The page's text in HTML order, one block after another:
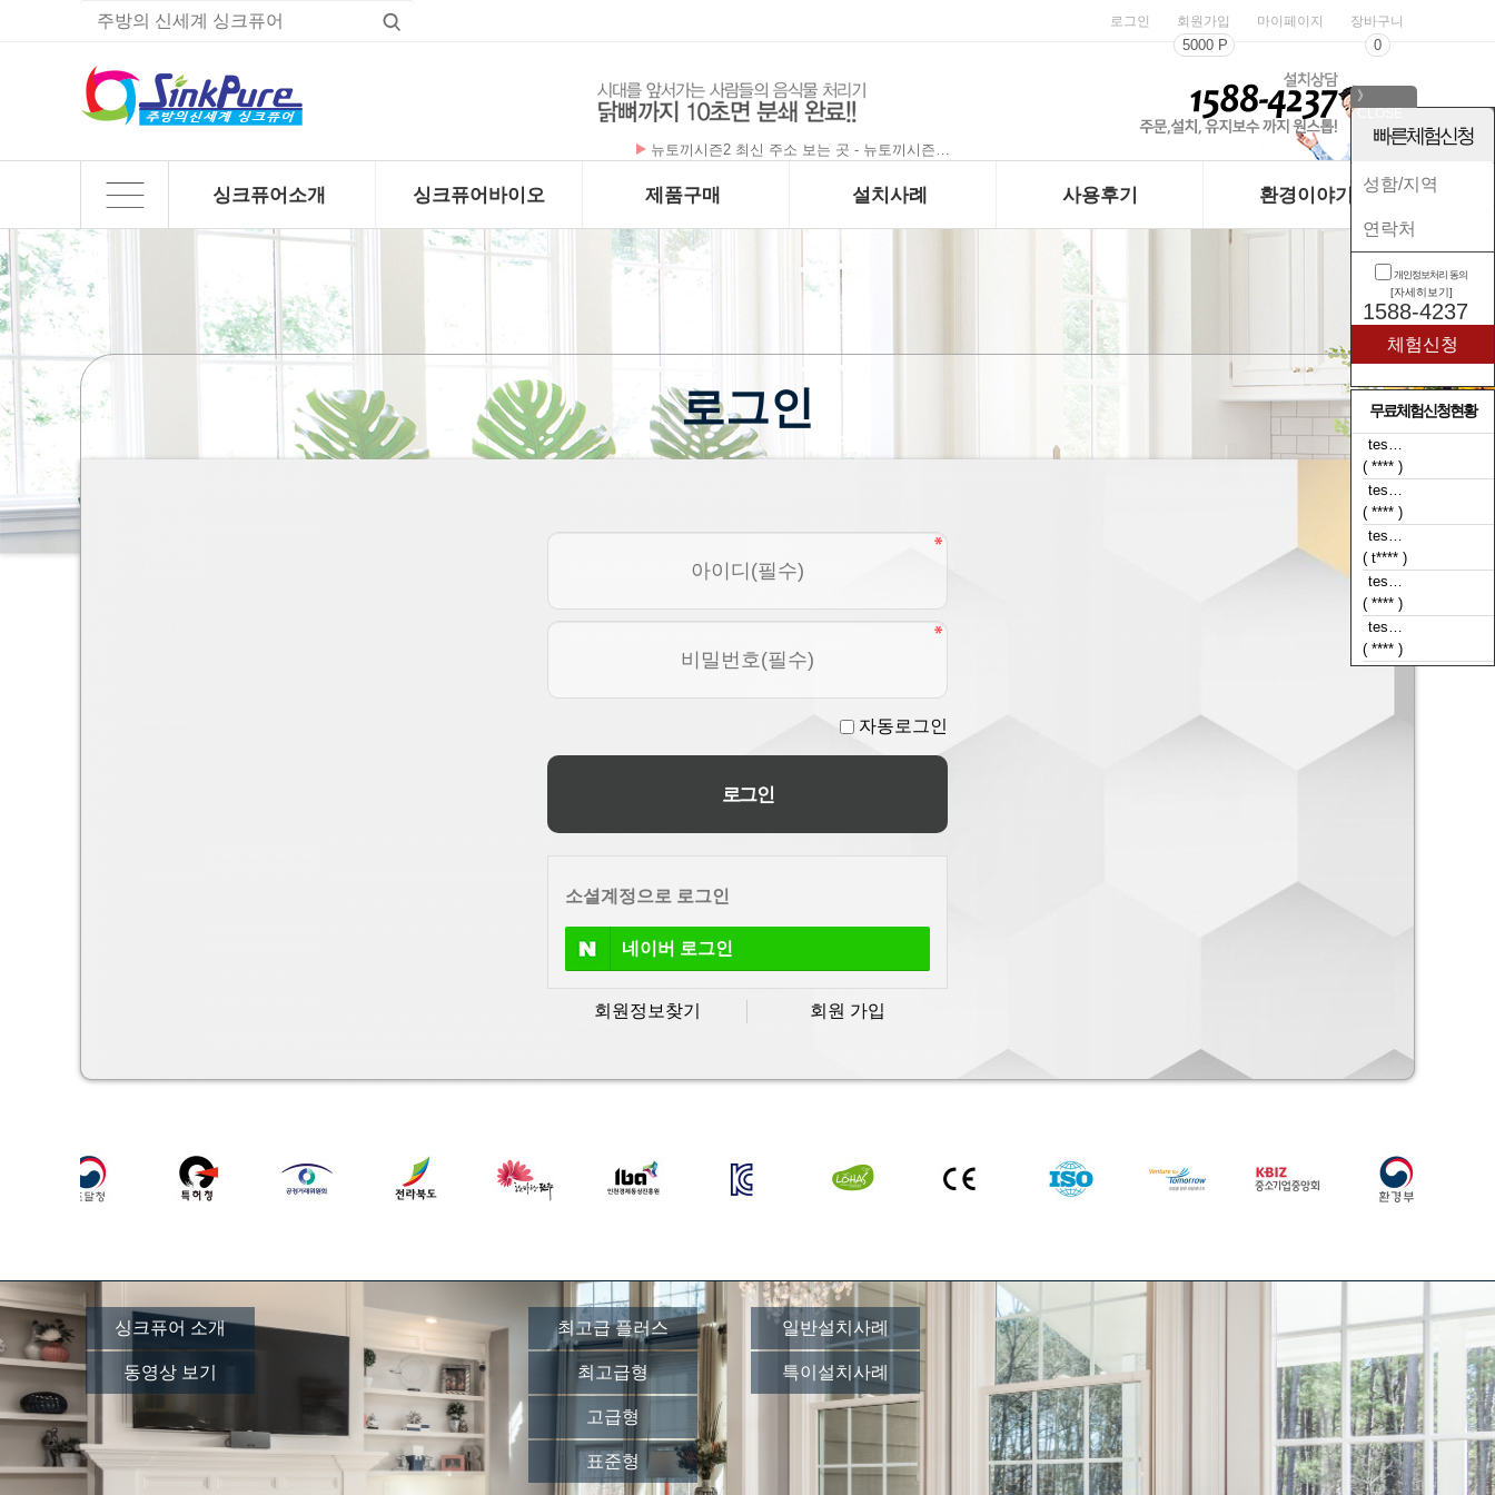
로그인 회원가입
5000 P
마이페이지 장바구니
0
구구정 합법적인 구매처
싱크퓨어소개 싱크퓨어바이오
제품구매
하위분류
설치사례
하위분류
사용후기 환경이야기
로그인
자동로그인
소셜계정으로 로그인
네이버 로그인
회원정보찾기 회원 가입
싱크퓨어 소개
동영상 보기
최고급 플러스
최고급형
고급형
표준형
일반설치사례
특이설치사례
》
빠른체험신청
개인정보처리 동의
[자세히보기]
1588-4237
무료체험신청현황
tes…
( **** )
tes…
( t**** )
tes…
( **** )
tes…
( **** )
tes…
( **** )